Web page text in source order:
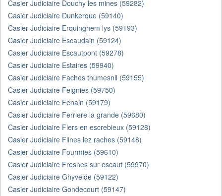
Casier Judiciaire Douchy les mines (59282)
Casier Judiciaire Dunkerque (59140)
Casier Judiciaire Erquinghem lys (59193)
Casier Judiciaire Escaudain (59124)
Casier Judiciaire Escautpont (59278)
Casier Judiciaire Estaires (59940)
Casier Judiciaire Faches thumesnil (59155)
Casier Judiciaire Feignies (59750)
Casier Judiciaire Fenain (59179)
Casier Judiciaire Ferriere la grande (59680)
Casier Judiciaire Flers en escrebieux (59128)
Casier Judiciaire Flines lez raches (59148)
Casier Judiciaire Fourmies (59610)
Casier Judiciaire Fresnes sur escaut (59970)
Casier Judiciaire Ghyvelde (59122)
Casier Judiciaire Gondecourt (59147)